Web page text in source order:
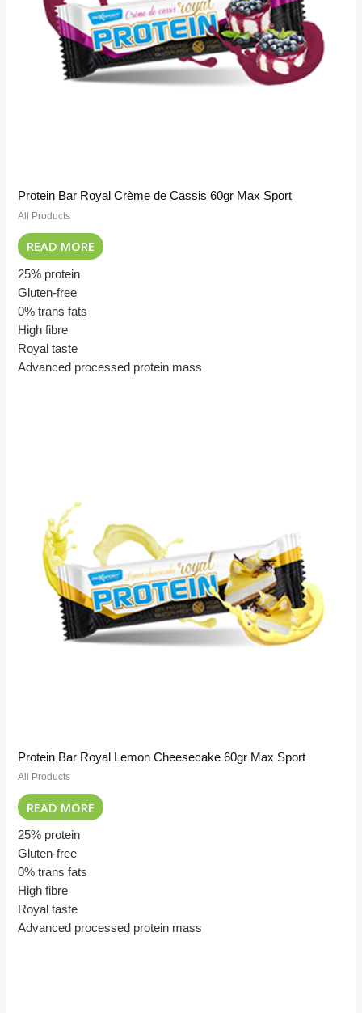
Protein Bar Royal Crème de Cassis 60gr Max Sport
All Products
READ MORE
25% protein
Gluten-free
0% trans fats
High fibre
Royal taste
Advanced processed protein mass
Protein Bar Royal Lemon Cheesecake 60gr Max Sport
All Products
READ MORE
25% protein
Gluten-free
0% trans fats
High fibre
Royal taste
Advanced processed protein mass